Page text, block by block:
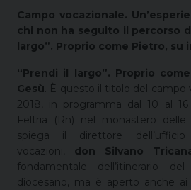
Campo vocazionale.
chi non ha seguito il percorso
largo”. Proprio come Pietro, su
“Prendi il largo”. Proprio
Gesù . È questo il titolo del
2018, in programma dal 10 al
Feltria (Rn) nel monastero delle
spiega il direttore
vocazioni, don Silvano
fondamentale dell’itinerario
diocesano, ma è aperto anche